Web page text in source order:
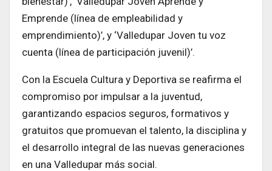
Emprende (línea de empleabilidad y
emprendimiento)’, y ‘Valledupar Joven tu voz
cuenta (línea de participación juvenil)’.
Con la Escuela Cultura y Deportiva se reafirma el
compromiso por impulsar a la juventud,
garantizando espacios seguros, formativos y
gratuitos que promuevan el talento, la disciplina y
el desarrollo integral de las nuevas generaciones
en una Valledupar más social.